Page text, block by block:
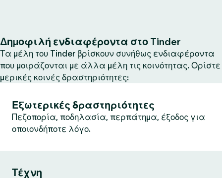
Δημοφιλή ενδιαφέροντα στο Tinder
Τα μέλη του Tinder βρίσκουν συνήθως ενδιαφέροντα
που μοιράζονται με άλλα μέλη τις κοινότητας. Ορίστε
μερικές κοινές δραστηριότητες:
Εξωτερικές δραστηριότητες
Πεζοπορία, ποδηλασία, περπάτημα, έξοδος για
οποιονδήποτε λόγο.
Τέχνη